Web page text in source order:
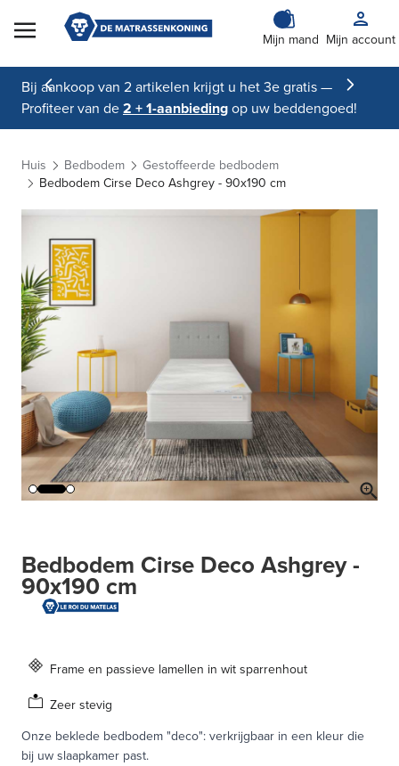
Skip to Content
Mijn mand Mijn account
Bij aankoop van 2 artikelen krijgt u het 3e gratis —
Profiteer van de2 + 1-aanbiedingop uw beddengoed!
Huis Bedbodem
Gestoffeerde bedbodem
Bedbodem Cirse Deco Ashgrey - 90x190 cm
Bedbodem Cirse Deco Ashgrey -
90x190 cm
Frame en passieve lamellen in wit sparrenhout
Zeer stevig
Onze beklede bedbodem "deco": verkrijgbaar in een kleur die
bij uw slaapkamer past.